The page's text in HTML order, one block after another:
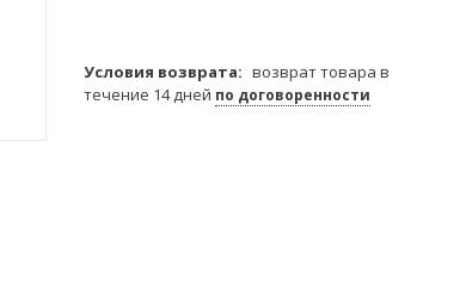
возврат товара в
течение 14 дней по договоренности